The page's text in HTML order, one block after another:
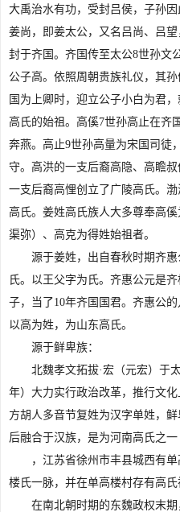
大禹治水有功，受封吕侯，子孙
姜尚，即姜太公，又名吕尚、吕
封于齐国。齐国传至太公8世孙文
公子高。依照周朝贵族礼仪，其
国为上卿时，迎立公子小白为君
高氏的始祖。高傒7世孙高止在齐
奔燕。高止9世孙高量为宋国司徒
守。高洪的一支后裔高隐、高瞻
一支后裔高悝创立了广陵高氏。
高氏。姜姓高氏族人大多尊奉高
渠弥）、高克为得姓始祖者。
源于姜姓，出自春秋时期齐
氏。以王父字为氏。齐惠公元是
子，当了10年齐国国君。齐惠公
以高为姓，为山东高氏。
源于鲜卑族：
北魏孝文拓拔·宏（元宏）于
年）大力实行政治改革，推行文
方胡人多音节复姓为汉字单姓，
后融合于汉族，是为河南高氏之一
，江苏省徐州市丰县城西有
楼氏一脉，并在单高楼村存有高氏
在南北朝时期的东魏政权末